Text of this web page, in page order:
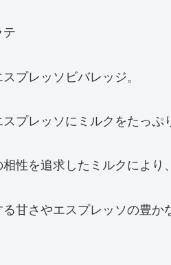
プレッソビバレッジ。
プレッソにミルクをたっぷ
性を追求したミルクにより
甘さやエスプレッソの豊